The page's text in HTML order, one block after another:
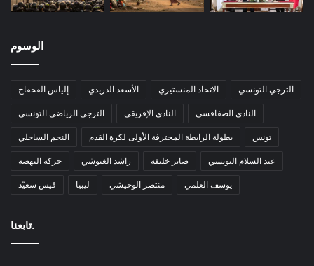
الوسوم
إلياس الفخفاخ الأسعد الدريدي الاتحاد المنستيري الترجي التونسي
الترجي الرياضي التونسي النادي الإفريقي النادي الصفاقسي
النجم الساحلي بطولة الرابطة المحترفة الأولى لكرة القدم تونس
حركة النهضة راشد الغنوشي صابر خليفة عبد السلام اليونسي
قيس سعيّد ليبيا منتصر الوحيشي يوسف العلمي
تابعنا.